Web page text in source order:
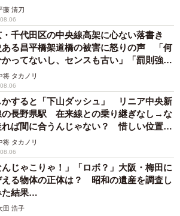
、大阪と名古屋を混同するようなあ
付き合っていくうちに彼氏のほうが
うぞ」という気持ちになり、しかし
面倒で、結局現実の母に別れの手配も
いう寸法なのではないでしょうか。
ヤエさんにしてみるのですが、当の本
かなー。でも、わかんないですよー」
じていないのかよくわからない返答
た、アヤエさんの明るさと天然さが入
。どうにかしてアヤエさんに現実的な
ると、やはり年の功のお母さんくら
もしれません。
藤 清刀
・千代田区の中央線高架に心ない落書き
ある昌平橋架道橋の被害に怒りの声 「何
かってないし、センスも古い」「罰則強化
将 タカノリ
かすると「下山ダッシュ」 リニア中央新
の長野県駅 在来線との乗り継ぎなし→な
れば間に合うんじゃない？ 惜しい位置関
響
将 タカノリ
んじゃこりゃ！」「ロボ？」大阪・梅田に
える物体の正体は？ 昭和の遺産を調査し
た結果…
田 浩子